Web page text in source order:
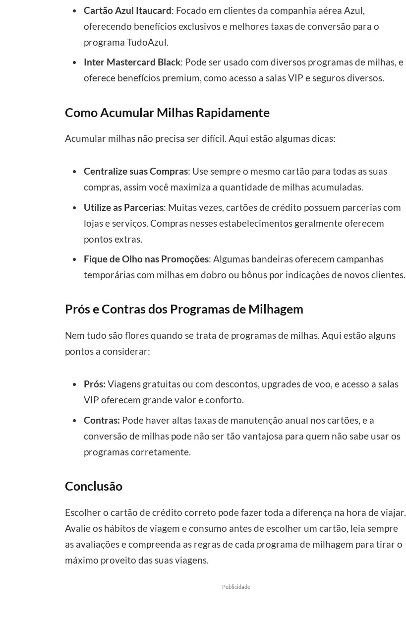
Cartão Azul Itaucard: Focado em clientes da companhia aérea Azul,
oferecendo benefícios exclusivos e melhores taxas de conversão para o
programa TudoAzul.
Inter Mastercard Black: Pode ser usado com diversos programas de milhas, e
oferece benefícios premium, como acesso a salas VIP e seguros diversos.
Como Acumular Milhas Rapidamente
Acumular milhas não precisa ser difícil. Aqui estão algumas dicas:
Centralize suas Compras: Use sempre o mesmo cartão para todas as suas
compras, assim você maximiza a quantidade de milhas acumuladas.
Utilize as Parcerias: Muitas vezes, cartões de crédito possuem parcerias com
lojas e serviços. Compras nesses estabelecimentos geralmente oferecem
pontos extras.
Fique de Olho nas Promoções: Algumas bandeiras oferecem campanhas
temporárias com milhas em dobro ou bônus por indicações de novos clientes.
Prós e Contras dos Programas de Milhagem
Nem tudo são flores quando se trata de programas de milhas. Aqui estão alguns
pontos a considerar:
Prós: Viagens gratuitas ou com descontos, upgrades de voo, e acesso a salas
VIP oferecem grande valor e conforto.
Contras: Pode haver altas taxas de manutenção anual nos cartões, e a
conversão de milhas pode não ser tão vantajosa para quem não sabe usar os
programas corretamente.
Conclusão
Escolher o cartão de crédito correto pode fazer toda a diferença na hora de viajar.
Avalie os hábitos de viagem e consumo antes de escolher um cartão, leia sempre
as avaliações e compreenda as regras de cada programa de milhagem para tirar o
máximo proveito das suas viagens.
Publicidade